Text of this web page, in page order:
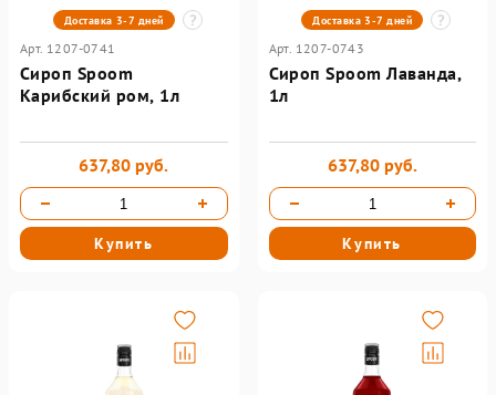
Доставка 3-7 дней
Арт. 1207-0741
Сироп Spoom
Карибский ром, 1л
637,80 руб.
Купить
Доставка 3-7 дней
Арт. 1207-0743
Сироп Spoom Лаванда,
1л
637,80 руб.
Купить